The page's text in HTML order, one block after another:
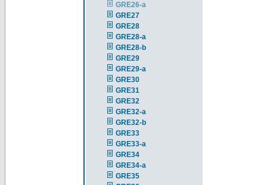
GRE26-a
GRE27
GRE28
GRE28-a
GRE28-b
GRE29
GRE29-a
GRE30
GRE31
GRE32
GRE32-a
GRE32-b
GRE33
GRE33-a
GRE34
GRE34-a
GRE35